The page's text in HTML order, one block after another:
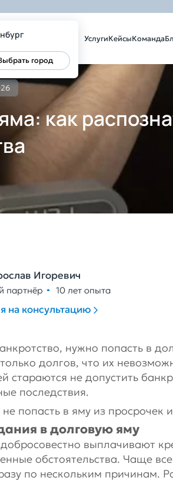
УслугиКейсыКоманда
город
яма: как распознать первые признаки и не
как
Игоревич
партнёр 10 лет опыта
на консультацию
нужно попасть в
долгов, что их
стараются не допустить
последствия.
попасть в яму из просрочек
в долговую яму
выплачивают
обстоятельства. Чаще
по нескольким причинам.